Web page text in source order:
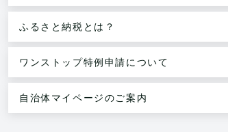
ふるさと納税とは？
ワンストップ特例申請について
自治体マイページのご案内